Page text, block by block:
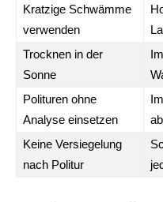
Kratzige Schwämme
verwenden
Trocknen in der
Sonne
Polituren ohne
Analyse einsetzen
Keine Versiegelung
nach Politur